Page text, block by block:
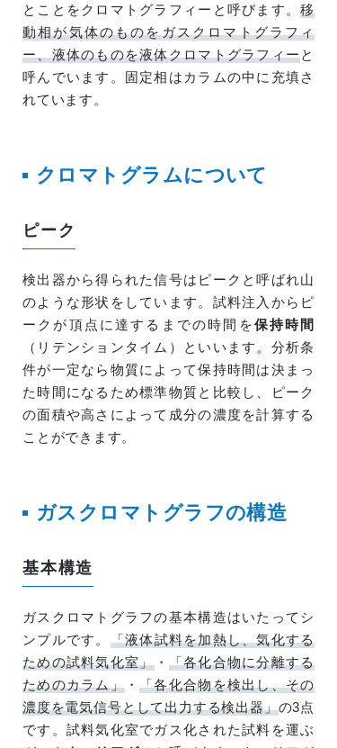
とことをクロマトグラフィーと呼びます。移
動相が気体のものをガスクロマトグラフィ
ー、液体のものを液体クロマトグラフィーと
呼んでいます。固定相はカラムの中に充填さ
れています。
クロマトグラムについて
ピーク
検出器から得られた信号はピークと呼ばれ山
のような形状をしています。試料注入からピ
ークが頂点に達するまでの時間を保持時間
（リテンションタイム）といいます。分析条
件が一定なら物質によって保持時間は決まっ
た時間になるため標準物質と比較し、ピーク
の面積や高さによって成分の濃度を計算する
ことができます。
ガスクロマトグラフの構造
基本構造
ガスクロマトグラフの基本構造はいたってシ
ンプルです。 「液体試料を加熱し、気化する
ための試料気化室」・ 「各化合物に分離する
ためのカラム」・「各化合物を検出し、その
濃度を電気信号として出力する検出器」の3点
です。試料気化室でガス化された試料を運ぶ